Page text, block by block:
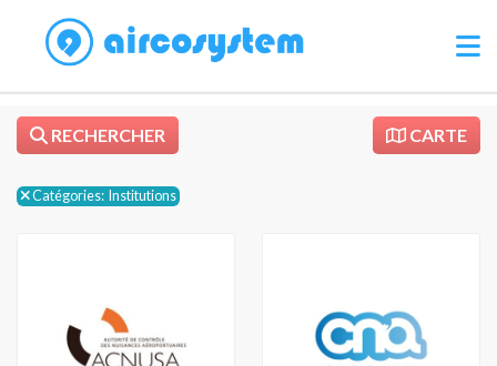
RECHERCHER CARTE
Catégories: Institutions